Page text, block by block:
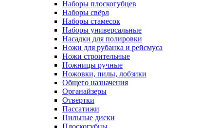
Наборы плоскогубцев
Наборы свёрл
Наборы стамесок
Наборы универсальные
Насадки для полировки
Ножи для рубанка и рейсмуса
Ножи строительные
Ножницы ручные
Ножовки, пилы, лобзики
Общего назначения
Органайзеры
Отвертки
Пассатижи
Пильные диски
Плоскогубцы